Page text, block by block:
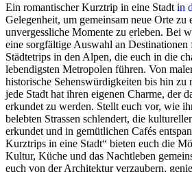
Ein romantischer Kurztrip in eine Stadt in
Gelegenheit, um gemeinsam neue Orte zu
unvergessliche Momente zu erleben. Bei
eine sorgfältige Auswahl an Destinationen
Städtetrips in den Alpen, die euch in die
lebendigsten Metropolen führen. Von
historische Sehenswürdigkeiten bis hin zu
jede Stadt hat ihren eigenen Charme, der
erkundet zu werden. Stellt euch vor, wie
belebten Strassen schlendert, die
erkundet und in gemütlichen Cafés
Kurztrips in eine Stadt“ bieten euch die
Kultur, Küche und das Nachtleben
euch von der Architektur verzaubern,